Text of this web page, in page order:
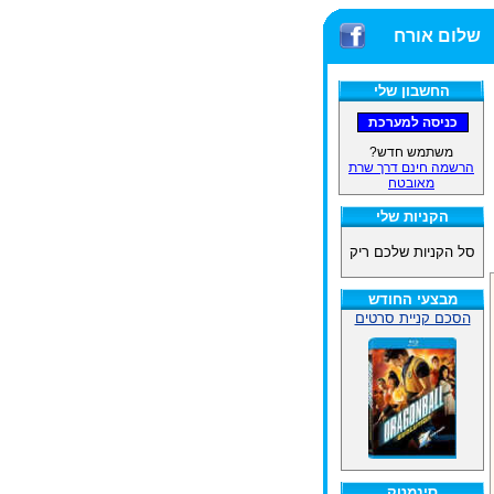
שלום אורח
החשבון שלי
משתמש חדש?
הרשמה חינם דרך שרת
מאובטח
הקניות שלי
סל הקניות שלכם ריק
מבצעי החודש
הסכם קניית סרטים